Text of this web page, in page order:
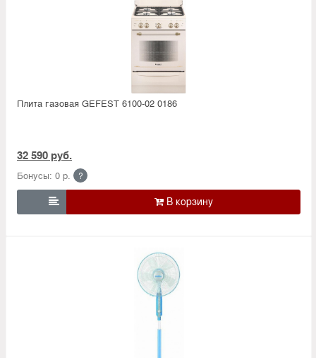
Плита газовая GEFEST 6100-02 0186
32 590 руб.
Бонусы: 0 р. ?
